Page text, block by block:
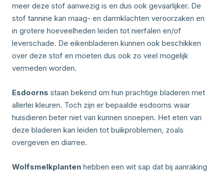
meer deze stof aanwezig is en dus ook gevaarlijker. De
stof tannine kan maag- en darmklachten veroorzaken en
in grotere hoeveelheden leiden tot nierfalen en/of
leverschade. De eikenbladeren kunnen ook beschikken
over deze stof en moeten dus ook zo veel mogelijk
vermeden worden.
Esdoorns staan bekend om hun prachtige bladeren met
allerlei kleuren. Toch zijn er bepaalde esdoorns waar
huisdieren beter niet van kunnen snoepen. Het eten van
deze bladeren kan leiden tot buikproblemen, zoals
overgeven en diarree.
Wolfsmelkplanten hebben een wit sap dat bij aanraking